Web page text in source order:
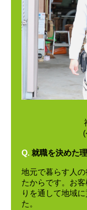
Q. 就職を決めた
地元で暮らす人
たからです。お
りを通して地域
た。